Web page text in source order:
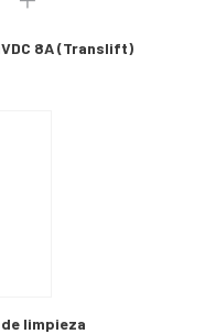
8A (Translift)
limpieza